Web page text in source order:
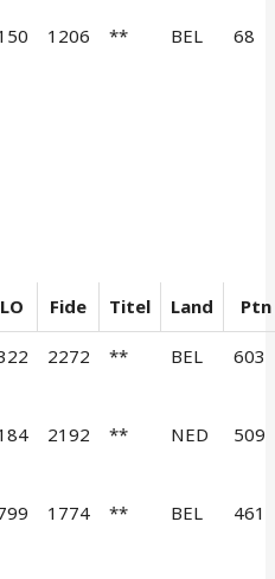
1206 ** BEL 68
Fide Titel Land Ptn
2272 ** BEL 603
2192 ** NED 509
1774 ** BEL 461